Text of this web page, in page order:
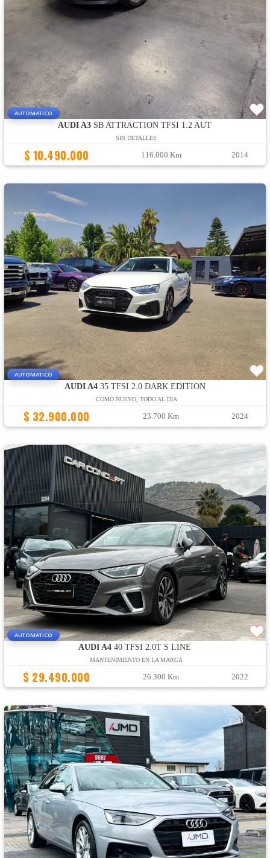
AUTOMATICO
AUDI A3 SB ATTRACTION TFSI 1.2 AUT
SIN DETALLES
$ 10.490.000 116.000 Km 2014
AUTOMATICO
AUDI A435 TFSI 2.0 DARK EDITION
COMO NUEVO, TODO AL DIA
$ 32.900.000 23.700 Km 2024
AUTOMATICO
AUDI A4 40 TFSI 2.0T S LINE
MANTENIMIENTO EN LA MARCA
$ 29.490.000 26.300 Km 2022